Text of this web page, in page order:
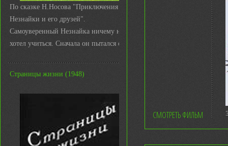
По сказке Н.Носова "Приключения
Незнайки и его друзей".
Самоуверенный Незнайка ничему не
хотел учиться. Сначала он пытался с ...
Страницы жизни (1948)
СМОТРЕТЬ ФИЛЬМ